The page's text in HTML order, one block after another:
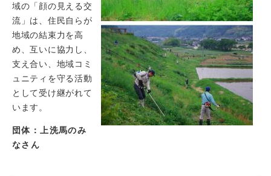
域の「顔の見える交
流」は、住民自らが
地域の結束力を高
め、互いに協力し、
支え合い、地域コミ
ュニティを守る活動
として受け継がれて
います。
団体：上洗馬のみ
なさん